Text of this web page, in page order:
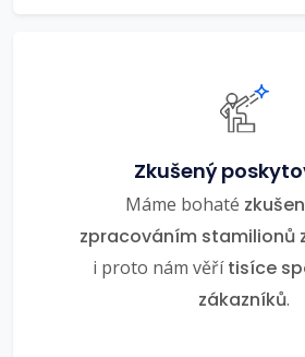
Zkušený
Máme bohaté
zpracováním stamilionů
i proto nám věřítisíce
zákazníků.